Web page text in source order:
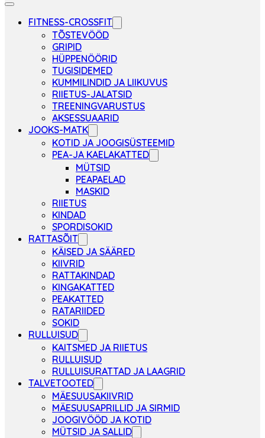
FITNESS-CROSSFIT
TÕSTEVÖÖD
GRIPID
HÜPPENÖÖRID
TUGISIDEMED
KUMMILINDID JA LIIKUVUS
RIIETUS-JALATSID
TREENINGVARUSTUS
AKSESSUAARID
JOOKS-MATK
KOTID JA JOOGISÜSTEEMID
PEA-JA KAELAKATTED
MÜTSID
PEAPAELAD
MASKID
RIIETUS
KINDAD
SPORDISOKID
RATTASÕIT
KÄISED JA SÄÄRED
KIIVRID
RATTAKINDAD
KINGAKATTED
PEAKATTED
RATARIIDED
SOKID
RULLUISUD
KAITSMED JA RIIETUS
RULLUISUD
RULLUISURATTAD JA LAAGRID
TALVETOOTED
MÄESUUSAKIIVRID
MÄESUUSAPRILLID JA SIRMID
JOOGIVÖÖD JA KOTID
MÜTSID JA SALLID